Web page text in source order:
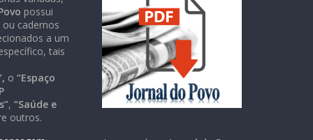
possui
cadernos
a um
tais
o “Espaço
, “Saúde e
outros.